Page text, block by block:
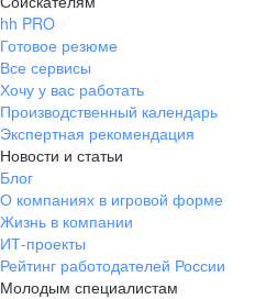
hh PRO
Готовое резюме
Все сервисы
Хочу у вас работать
Производственный календарь
Экспертная рекомендация
Новости и статьи
Блог
О компаниях в игровой форме
Жизнь в компании
ИТ-проекты
Рейтинг работодателей России
Молодым специалистам